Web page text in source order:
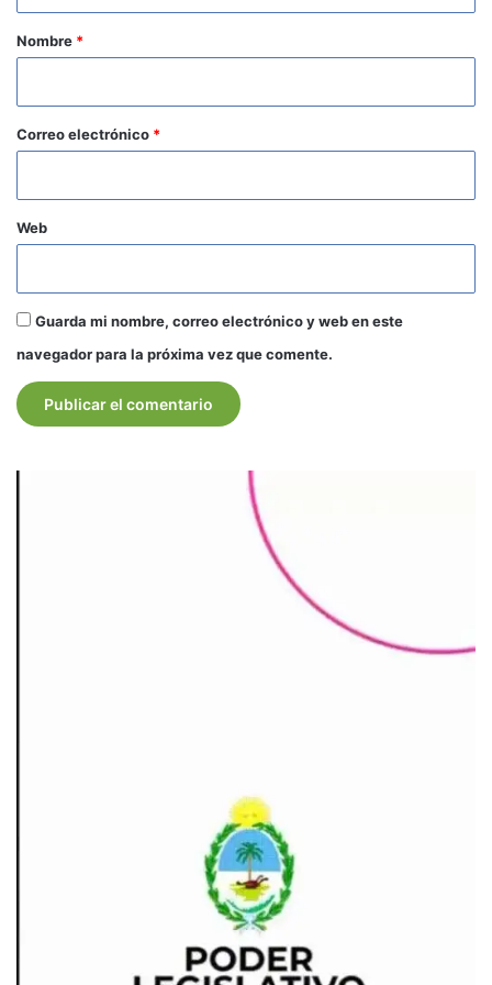
r
o
*
Nombre *
Correo electrónico *
Web
Guarda mi nombre, correo electrónico y web en este
navegador para la próxima vez que comente.